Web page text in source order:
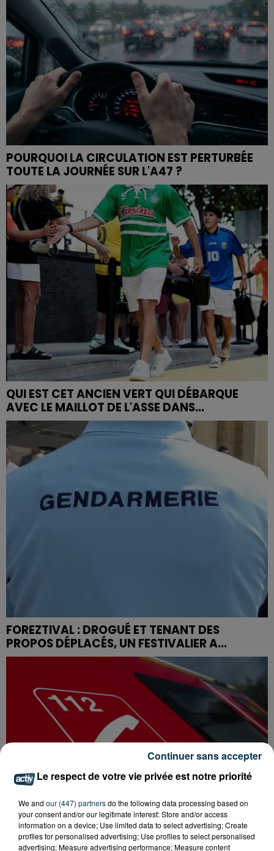
POURQUOI LA CIRCULATION EST PERTURBÉE
TOUTE LA JOURNÉE SUR L'A47 ?
QUI EST CET ANCIEN VERT QUI DÉBARQUE
AVEC LE MAILLOT DE L'ASSE DANS...
FOREZTIVAL : DROGUÉ ET TENANT DES
PROPOS DÉPLACÉS, UN FESTIVALIER A...
Le respect de votre vie privée est notre priorité
We and our (447) partnersdo the following data processing based on
your consent and/or our legitimate interest: Store and/or access
information on a device; Use limited data to select advertising; Create
profiles for personalised advertising; Use profiles to select personalised
advertising; Measure advertising performance; Measure content
Continuer sans accepter